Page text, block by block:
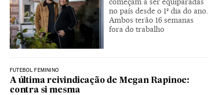
no país desde o 1º dia do ano.
Ambos terão 16 semanas
fora do trabalho
FUTEBOL FEMININO
A última reivindicação de Megan Rapinoe:
contra si mesma